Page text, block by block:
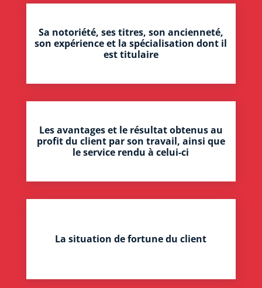
Sa notoriété, ses titres, son ancienneté,
son expérience et la spécialisation dont il
est titulaire
Les avantages et le résultat obtenus au
profit du client par son travail, ainsi que
le service rendu à celui-ci
La situation de fortune du client